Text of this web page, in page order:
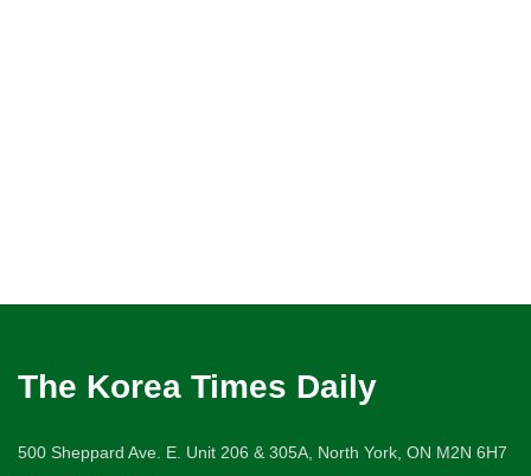
The Korea Times Daily
500 Sheppard Ave. E. Unit 206 & 305A, North York, ON M2N 6H7